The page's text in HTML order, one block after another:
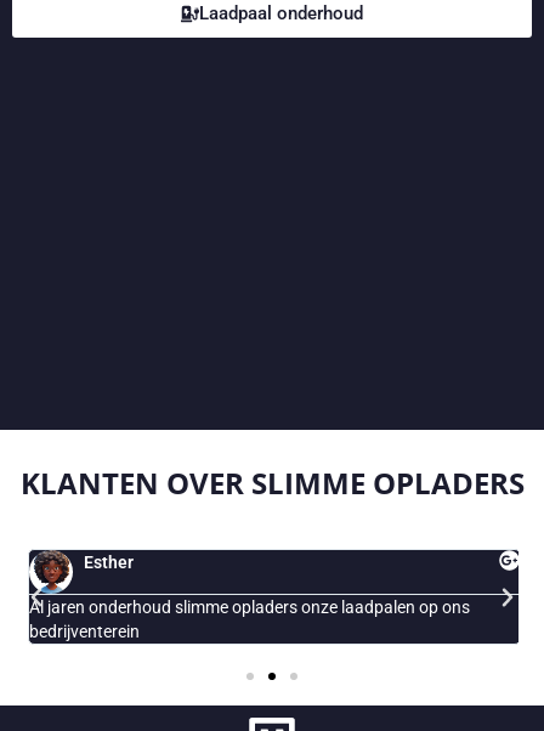
Laadpaal onderhoud
KLANTEN OVER SLIMME OPLADERS
Esther
Al jaren onderhoud slimme opladers onze laadpalen op ons
bedrijventerein